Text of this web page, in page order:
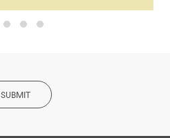
SUBMIT